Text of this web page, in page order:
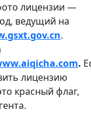
лицензии —
ведущий на
.
.
лицензию
красный флаг,